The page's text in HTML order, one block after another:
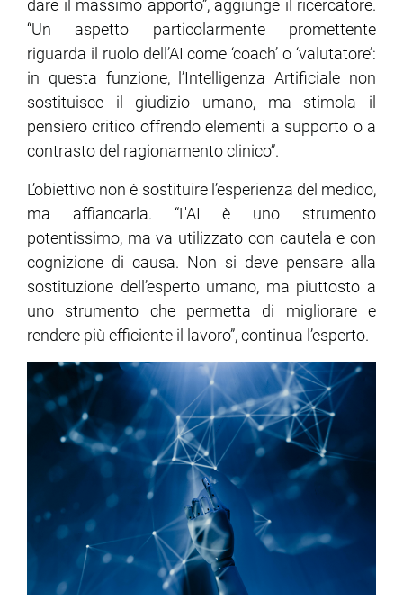
dare il massimo apporto”, aggiunge il ricercatore.
“Un aspetto particolarmente promettente
riguarda il ruolo dell’AI come ‘coach’ o ‘valutatore’:
in questa funzione, l’Intelligenza Artificiale non
sostituisce il giudizio umano, ma stimola il
pensiero critico offrendo elementi a supporto o a
contrasto del ragionamento clinico”.
L’obiettivo non è sostituire l’esperienza del medico,
ma affiancarla. “L'AI è uno strumento
potentissimo, ma va utilizzato con cautela e con
cognizione di causa. Non si deve pensare alla
sostituzione dell’esperto umano, ma piuttosto a
uno strumento che permetta di migliorare e
rendere più efficiente il lavoro”, continua l’esperto.